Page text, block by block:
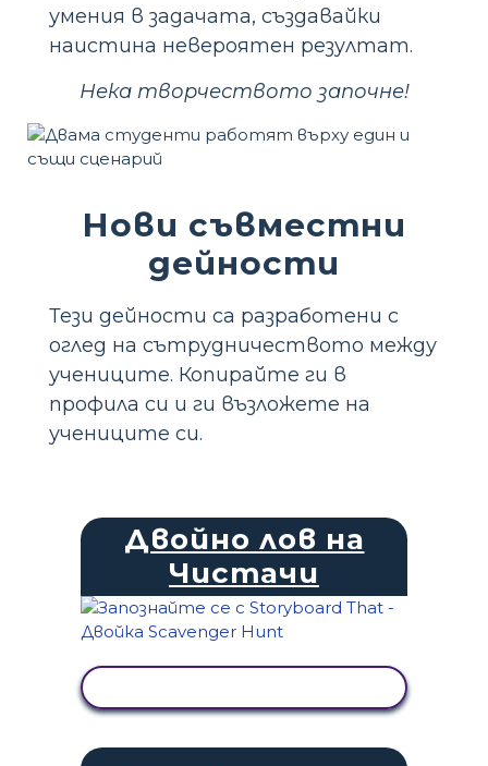
умения в задачата, създавайки
наистина невероятен резултат.
Нека творчеството започне!
Нови съвместни
дейности
Тези дейности са разработени с
оглед на сътрудничеството между
учениците. Копирайте ги в
профила си и ги възложете на
учениците си.
Двойно лов на
Чистачи